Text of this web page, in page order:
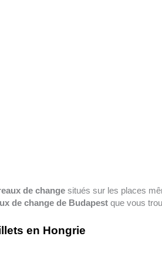
de change situés sur les places
de change de Budapest que vous
en Hongrie